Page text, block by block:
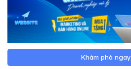
Khám phá ngay